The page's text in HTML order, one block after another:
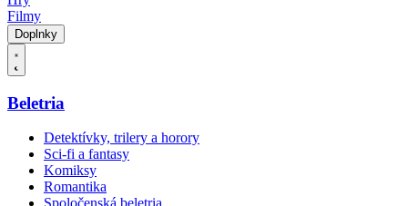
Filmy
Doplnky
Beletria
Detektívky, trilery a horory
Sci-fi a fantasy
Komiksy
Romantika